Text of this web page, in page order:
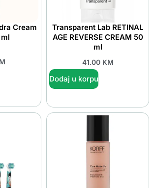
Cream
Transparent Lab RETINAL
AGE REVERSE CREAM 50
ml
41.00 KM
Dodaj u korpu